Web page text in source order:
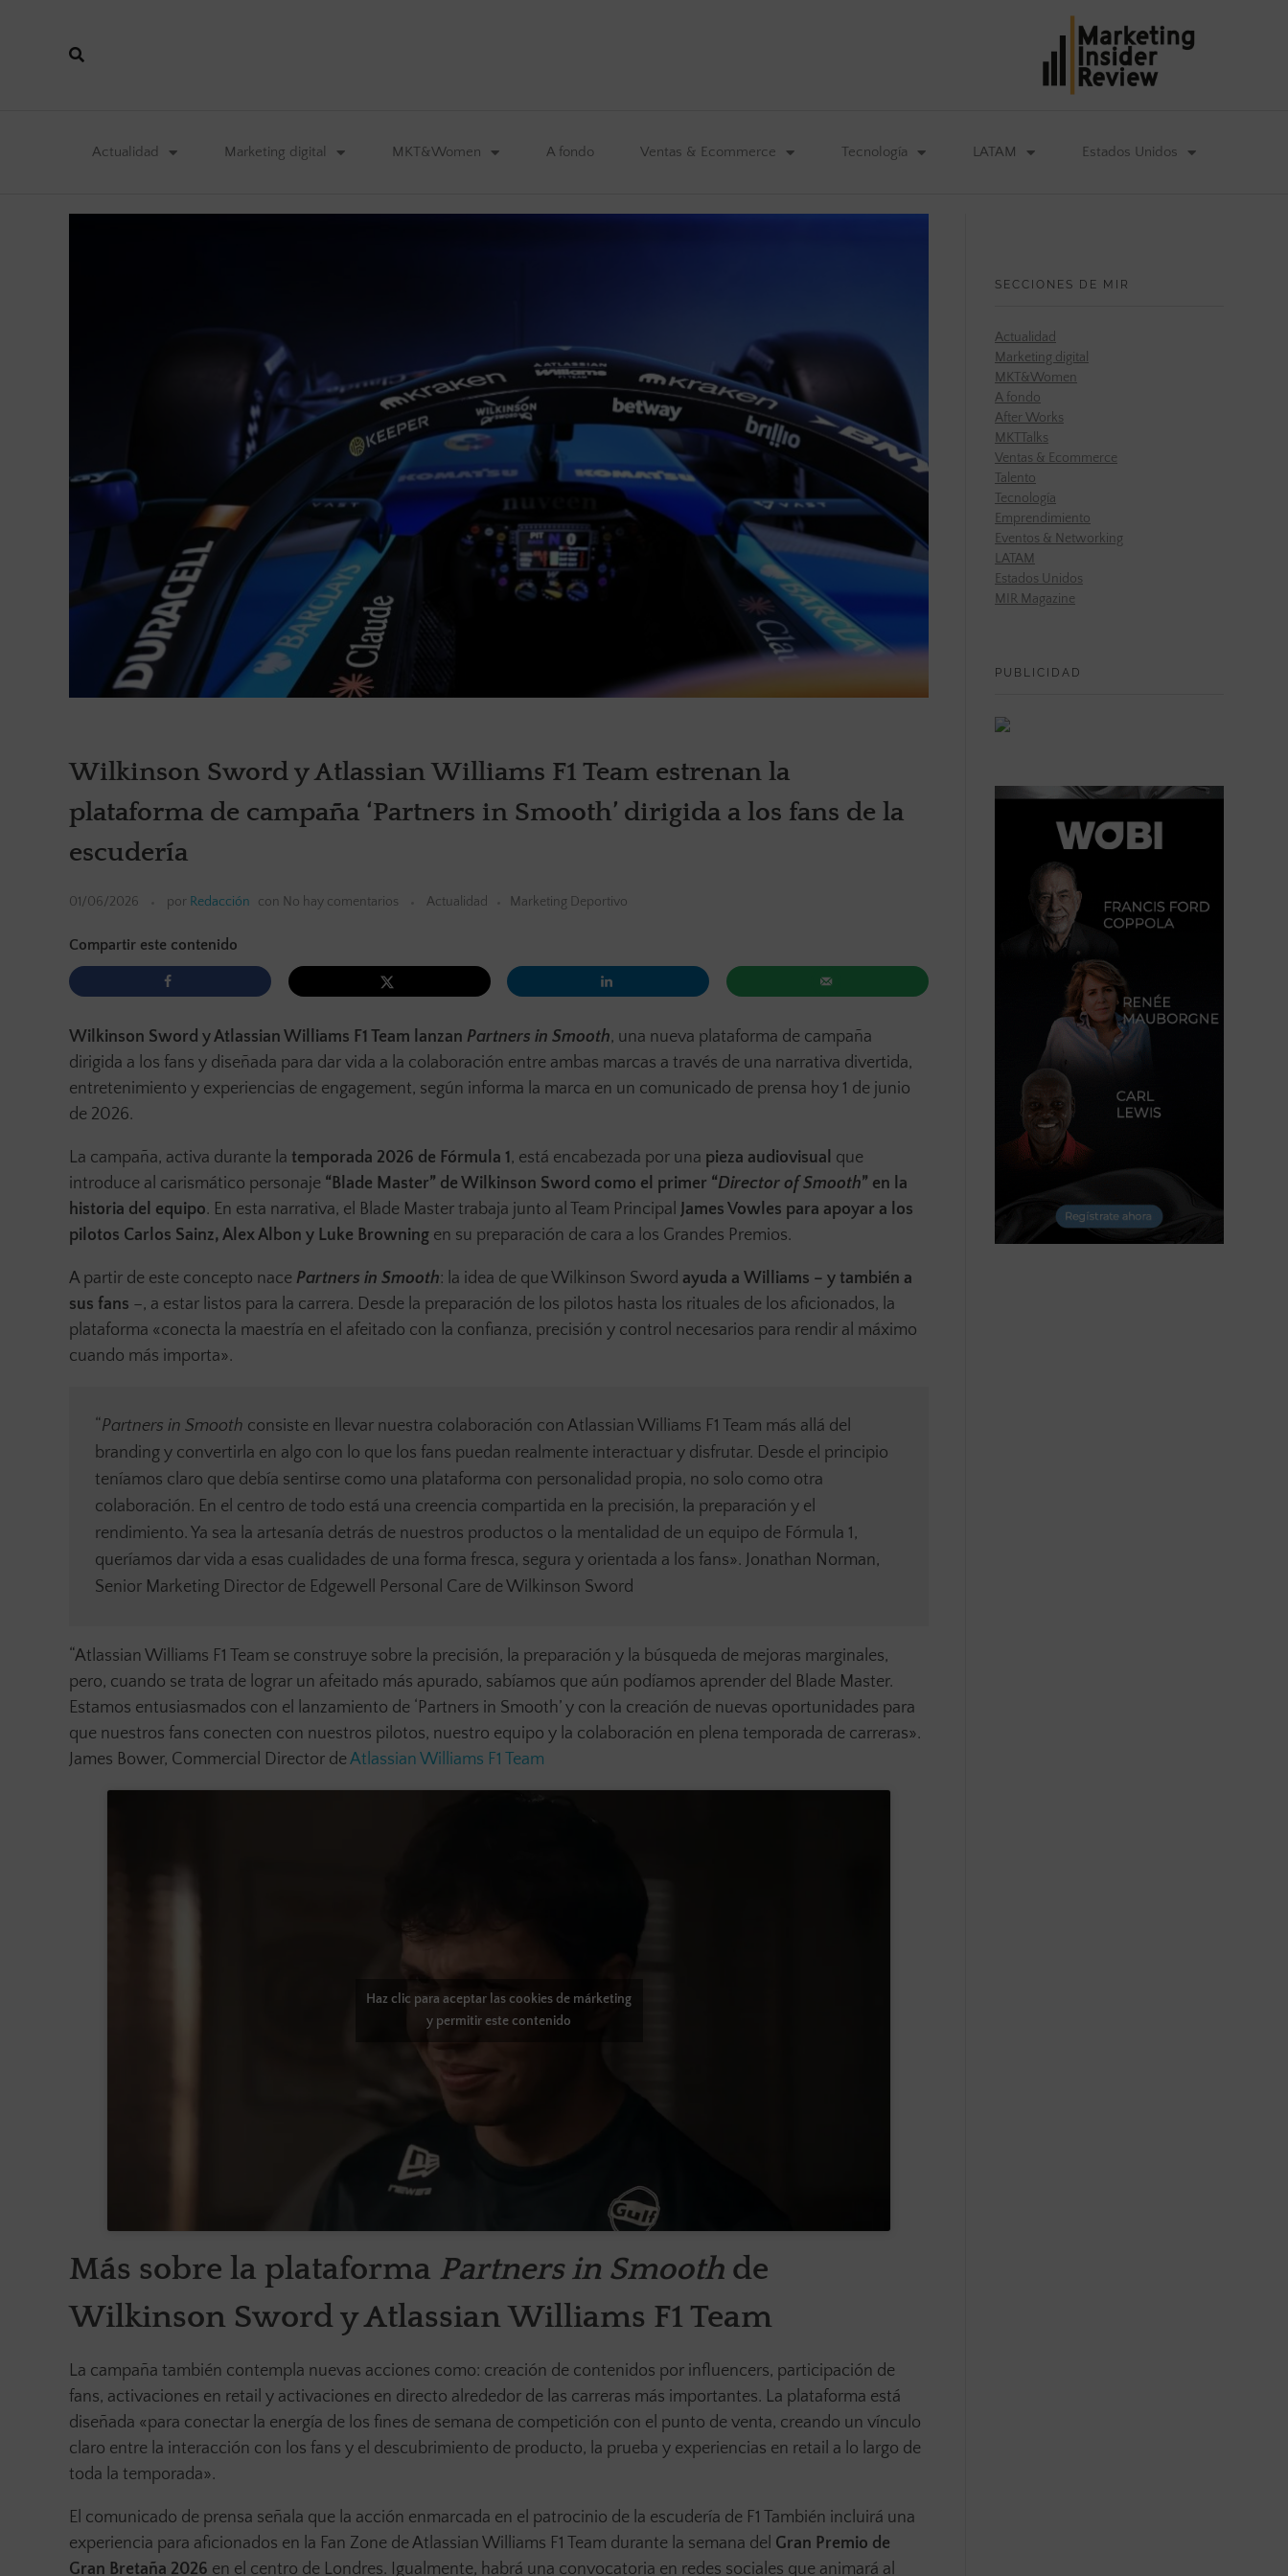
Actualidad Marketing digital MKT&Women A fondo Ventas & Ecommerce Tecnología LATAM Estados Unidos
Wilkinson Sword y Atlassian Williams F1 Team estrenan la
plataforma de campaña ‘Partners in Smooth’ dirigida a los fans de la
escudería
01/06/2026 por Redacción con No hay comentarios Actualidad Marketing Deportivo
Compartir este contenido
Wilkinson Sword y Atlassian Williams F1 Team lanzan Partners in Smooth, una nueva plataforma de campaña
dirigida a los fans y diseñada para dar vida a la colaboración entre ambas marcas a través de una narrativa divertida,
entretenimiento y experiencias de engagement, según informa la marca en un comunicado de prensa hoy 1 de junio
de 2026.
La campaña, activa durante la temporada 2026 de Fórmula 1, está encabezada por una pieza audiovisual que
introduce al carismático personaje “Blade Master” de Wilkinson Sword como el primer “Director of Smooth” en la
historia del equipo. En esta narrativa, el Blade Master trabaja junto al Team Principal James Vowles para apoyar a los
pilotos Carlos Sainz, Alex Albon y Luke Browning en su preparación de cara a los Grandes Premios.
A partir de este concepto nace Partners in Smooth: la idea de que Wilkinson Sword ayuda a Williams – y también a
sus fans –, a estar listos para la carrera. Desde la preparación de los pilotos hasta los rituales de los aficionados, la
plataforma «conecta la maestría en el afeitado con la confianza, precisión y control necesarios para rendir al máximo
cuando más importa».
“Partners in Smooth consiste en llevar nuestra colaboración con Atlassian Williams F1 Team más allá del
branding y convertirla en algo con lo que los fans puedan realmente interactuar y disfrutar. Desde el principio
teníamos claro que debía sentirse como una plataforma con personalidad propia, no solo como otra
colaboración. En el centro de todo está una creencia compartida en la precisión, la preparación y el
rendimiento. Ya sea la artesanía detrás de nuestros productos o la mentalidad de un equipo de Fórmula 1,
queríamos dar vida a esas cualidades de una forma fresca, segura y orientada a los fans». Jonathan Norman,
Senior Marketing Director de Edgewell Personal Care de Wilkinson Sword
“Atlassian Williams F1 Team se construye sobre la precisión, la preparación y la búsqueda de mejoras marginales,
pero, cuando se trata de lograr un afeitado más apurado, sabíamos que aún podíamos aprender del Blade Master.
Estamos entusiasmados con el lanzamiento de ‘Partners in Smooth’ y con la creación de nuevas oportunidades para
que nuestros fans conecten con nuestros pilotos, nuestro equipo y la colaboración en plena temporada de carreras».
James Bower, Commercial Director de Atlassian Williams F1 Team
Haz clic para aceptar las cookies de márketing
y permitir este contenido
Más sobre la plataforma Partners in Smooth de
Wilkinson Sword y Atlassian Williams F1 Team
La campaña también contempla nuevas acciones como: creación de contenidos por influencers, participación de
fans, activaciones en retail y activaciones en directo alrededor de las carreras más importantes. La plataforma está
diseñada «para conectar la energía de los fines de semana de competición con el punto de venta, creando un vínculo
claro entre la interacción con los fans y el descubrimiento de producto, la prueba y experiencias en retail a lo largo de
toda la temporada».
El comunicado de prensa señala que la acción enmarcada en el patrocinio de la escudería de F1 También incluirá una
experiencia para aficionados en la Fan Zone de Atlassian Williams F1 Team durante la semana del Gran Premio de
Gran Bretaña 2026 en el centro de Londres. Igualmente, habrá una convocatoria en redes sociales que animará al
SECCIONES DE MIR
Actualidad
Marketing digital
MKT&Women
A fondo
After Works
MKTTalks
Ventas & Ecommerce
Talento
Tecnología
Emprendimiento
Eventos & Networking
LATAM
Estados Unidos
MIR Magazine
PUBLICIDAD